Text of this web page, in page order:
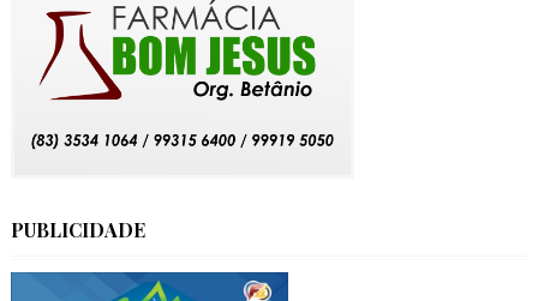
PUBLICIDADE